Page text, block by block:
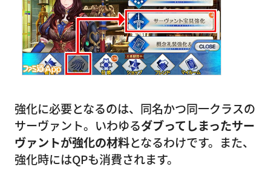
強化に必要となるのは、同名かつ同一クラスの
サーヴァント。いわゆるダブってしまったサー
ヴァントが強化の材料となるわけです。また、
強化時にはQPも消費されます。